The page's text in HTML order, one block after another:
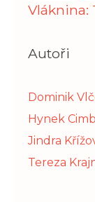
Vláknina:
Autoři
Dominik
Hynek
Jindra
Tereza